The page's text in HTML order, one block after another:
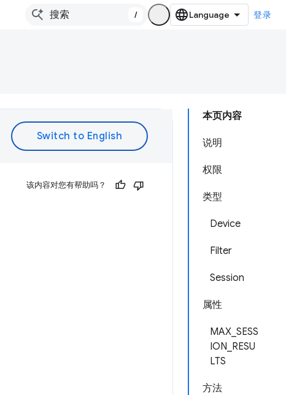
/ 登录
本页内容
说明
权限
类型
Device
Filter
Session
属性
MAX_SESS
ION_RESU
LTS
方法
该内容对您有帮助吗？